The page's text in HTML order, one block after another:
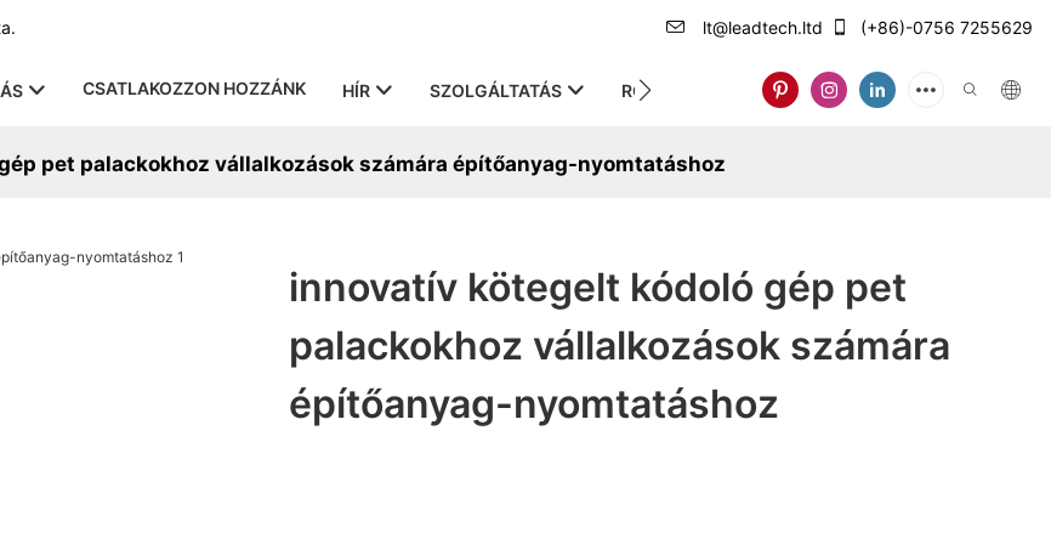
lt@leadtech.ltd (+86)-0756 7255629
CSATLAKOZZON HOZZÁNK HÍR SZOLGÁLTATÁS RÓLUNK
pet palackokhoz vállalkozások számára építőanyag-nyomtatáshoz
innovatív kötegelt kódoló gép pet
palackokhoz vállalkozások számára
építőanyag-nyomtatáshoz